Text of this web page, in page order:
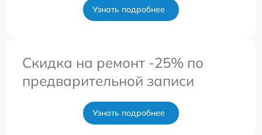
Узнать подробнее
Скидка на ремонт -25% по
предварительной записи
Узнать подробнее